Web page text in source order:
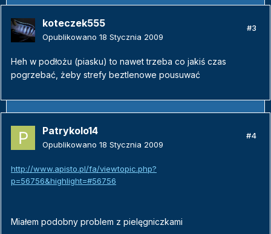
koteczek555
Opublikowano 18 Stycznia 2009
#3
Heh w podłożu (piasku) to nawet trzeba co jakiś czas
pogrzebać, żeby strefy beztlenowe pousuwać
Patrykolo14
Opublikowano 18 Stycznia 2009
#4
http://www.apisto.pl/fa/viewtopic.php?
p=56756&highlight=#56756
Miałem podobny problem z pielęgniczkami